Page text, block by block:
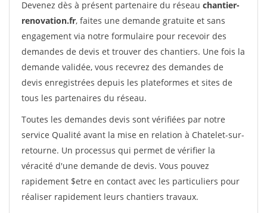
Devenez dès à présent partenaire du réseau chantier-
renovation.fr, faites une demande gratuite et sans
engagement via notre formulaire pour recevoir des
demandes de devis et trouver des chantiers. Une fois la
demande validée, vous recevrez des demandes de
devis enregistrées depuis les plateformes et sites de
tous les partenaires du réseau.
Toutes les demandes devis sont vérifiées par notre
service Qualité avant la mise en relation à Chatelet-sur-
retourne. Un processus qui permet de vérifier la
véracité d'une demande de devis. Vous pouvez
rapidement $etre en contact avec les particuliers pour
réaliser rapidement leurs chantiers travaux.